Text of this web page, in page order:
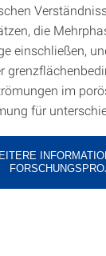
die
einschließen,
im
für